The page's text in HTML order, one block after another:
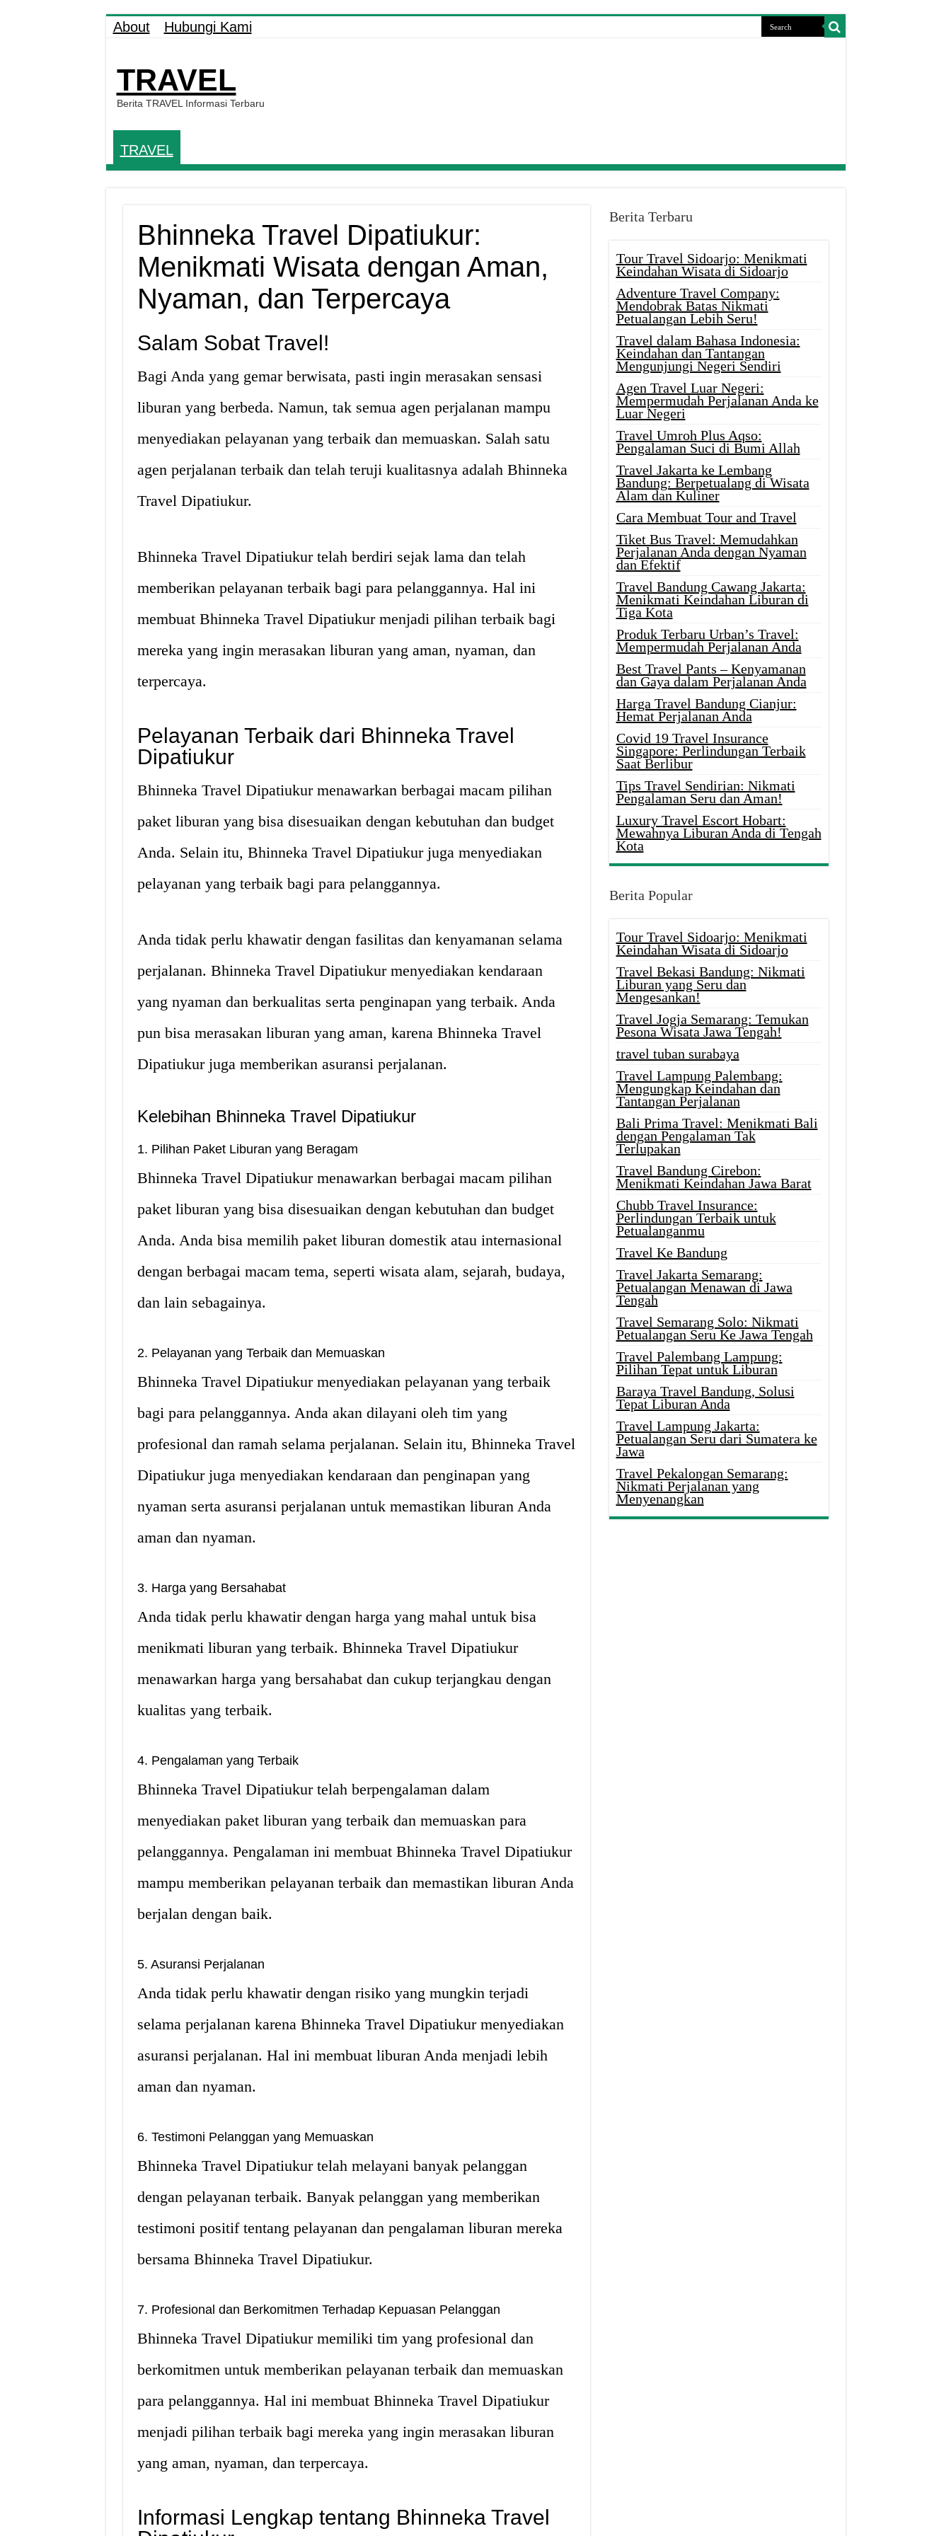
About Hubungi Kami
TRAVEL
Berita TRAVEL Informasi Terbaru
TRAVEL
Bhinneka Travel Dipatiukur:
Menikmati Wisata dengan Aman,
Nyaman, dan Terpercaya
Salam Sobat Travel!
Bagi Anda yang gemar berwisata, pasti ingin merasakan sensasi
liburan yang berbeda. Namun, tak semua agen perjalanan mampu
menyediakan pelayanan yang terbaik dan memuaskan. Salah satu
agen perjalanan terbaik dan telah teruji kualitasnya adalah Bhinneka
Travel Dipatiukur.
Bhinneka Travel Dipatiukur telah berdiri sejak lama dan telah
memberikan pelayanan terbaik bagi para pelanggannya. Hal ini
membuat Bhinneka Travel Dipatiukur menjadi pilihan terbaik bagi
mereka yang ingin merasakan liburan yang aman, nyaman, dan
terpercaya.
Pelayanan Terbaik dari Bhinneka Travel
Dipatiukur
Bhinneka Travel Dipatiukur menawarkan berbagai macam pilihan
paket liburan yang bisa disesuaikan dengan kebutuhan dan budget
Anda. Selain itu, Bhinneka Travel Dipatiukur juga menyediakan
pelayanan yang terbaik bagi para pelanggannya.
Anda tidak perlu khawatir dengan fasilitas dan kenyamanan selama
perjalanan. Bhinneka Travel Dipatiukur menyediakan kendaraan
yang nyaman dan berkualitas serta penginapan yang terbaik. Anda
pun bisa merasakan liburan yang aman, karena Bhinneka Travel
Dipatiukur juga memberikan asuransi perjalanan.
Kelebihan Bhinneka Travel Dipatiukur
1. Pilihan Paket Liburan yang Beragam
Bhinneka Travel Dipatiukur menawarkan berbagai macam pilihan
paket liburan yang bisa disesuaikan dengan kebutuhan dan budget
Anda. Anda bisa memilih paket liburan domestik atau internasional
dengan berbagai macam tema, seperti wisata alam, sejarah, budaya,
dan lain sebagainya.
2. Pelayanan yang Terbaik dan Memuaskan
Bhinneka Travel Dipatiukur menyediakan pelayanan yang terbaik
bagi para pelanggannya. Anda akan dilayani oleh tim yang
profesional dan ramah selama perjalanan. Selain itu, Bhinneka Travel
Dipatiukur juga menyediakan kendaraan dan penginapan yang
nyaman serta asuransi perjalanan untuk memastikan liburan Anda
aman dan nyaman.
3. Harga yang Bersahabat
Anda tidak perlu khawatir dengan harga yang mahal untuk bisa
menikmati liburan yang terbaik. Bhinneka Travel Dipatiukur
menawarkan harga yang bersahabat dan cukup terjangkau dengan
kualitas yang terbaik.
4. Pengalaman yang Terbaik
Bhinneka Travel Dipatiukur telah berpengalaman dalam
menyediakan paket liburan yang terbaik dan memuaskan para
pelanggannya. Pengalaman ini membuat Bhinneka Travel Dipatiukur
mampu memberikan pelayanan terbaik dan memastikan liburan Anda
berjalan dengan baik.
5. Asuransi Perjalanan
Anda tidak perlu khawatir dengan risiko yang mungkin terjadi
selama perjalanan karena Bhinneka Travel Dipatiukur menyediakan
asuransi perjalanan. Hal ini membuat liburan Anda menjadi lebih
aman dan nyaman.
6. Testimoni Pelanggan yang Memuaskan
Bhinneka Travel Dipatiukur telah melayani banyak pelanggan
dengan pelayanan terbaik. Banyak pelanggan yang memberikan
testimoni positif tentang pelayanan dan pengalaman liburan mereka
bersama Bhinneka Travel Dipatiukur.
7. Profesional dan Berkomitmen Terhadap Kepuasan Pelanggan
Bhinneka Travel Dipatiukur memiliki tim yang profesional dan
berkomitmen untuk memberikan pelayanan terbaik dan memuaskan
para pelanggannya. Hal ini membuat Bhinneka Travel Dipatiukur
menjadi pilihan terbaik bagi mereka yang ingin merasakan liburan
yang aman, nyaman, dan terpercaya.
Informasi Lengkap tentang Bhinneka Travel
Berita Terbaru
Tour Travel Sidoarjo: Menikmati
Keindahan Wisata di Sidoarjo
Adventure Travel Company:
Mendobrak Batas Nikmati
Petualangan Lebih Seru!
Travel dalam Bahasa Indonesia:
Keindahan dan Tantangan
Mengunjungi Negeri Sendiri
Agen Travel Luar Negeri:
Mempermudah Perjalanan Anda ke
Luar Negeri
Travel Umroh Plus Aqso:
Pengalaman Suci di Bumi Allah
Travel Jakarta ke Lembang
Bandung: Berpetualang di Wisata
Alam dan Kuliner
Cara Membuat Tour and Travel
Tiket Bus Travel: Memudahkan
Perjalanan Anda dengan Nyaman
dan Efektif
Travel Bandung Cawang Jakarta:
Menikmati Keindahan Liburan di
Tiga Kota
Produk Terbaru Urban’s Travel:
Mempermudah Perjalanan Anda
Best Travel Pants – Kenyamanan
dan Gaya dalam Perjalanan Anda
Harga Travel Bandung Cianjur:
Hemat Perjalanan Anda
Covid 19 Travel Insurance
Singapore: Perlindungan Terbaik
Saat Berlibur
Tips Travel Sendirian: Nikmati
Pengalaman Seru dan Aman!
Luxury Travel Escort Hobart:
Mewahnya Liburan Anda di Tengah
Kota
Berita Popular
Tour Travel Sidoarjo: Menikmati
Keindahan Wisata di Sidoarjo
Travel Bekasi Bandung: Nikmati
Liburan yang Seru dan
Mengesankan!
Travel Jogja Semarang: Temukan
Pesona Wisata Jawa Tengah!
travel tuban surabaya
Travel Lampung Palembang:
Mengungkap Keindahan dan
Tantangan Perjalanan
Bali Prima Travel: Menikmati Bali
dengan Pengalaman Tak
Terlupakan
Travel Bandung Cirebon:
Menikmati Keindahan Jawa Barat
Chubb Travel Insurance:
Perlindungan Terbaik untuk
Petualanganmu
Travel Ke Bandung
Travel Jakarta Semarang:
Petualangan Menawan di Jawa
Tengah
Travel Semarang Solo: Nikmati
Petualangan Seru Ke Jawa Tengah
Travel Palembang Lampung:
Pilihan Tepat untuk Liburan
Baraya Travel Bandung, Solusi
Tepat Liburan Anda
Travel Lampung Jakarta:
Petualangan Seru dari Sumatera ke
Jawa
Travel Pekalongan Semarang:
Nikmati Perjalanan yang
Menyenangkan